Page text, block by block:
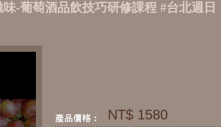
-葡萄酒品飲技巧研修課程 #台北週日
NT$ 1580